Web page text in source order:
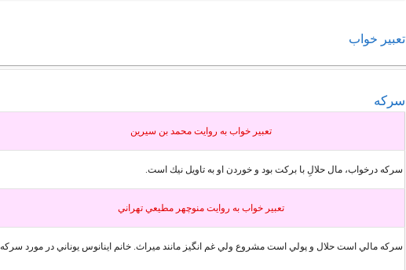
تعبير خواب
سرکه
تعبير خواب به روايت محمد بن سيرين
سركه درخواب، مال حلالِ با بركت بود و خوردن او به تاويل نيك است.
تعبير خواب به روايت منوچهر مطيعي تهراني
سرکه مالي است حلال و پولي است مشروع ولي غم انگيز مانند ميراث. خانم اينانوس يوناني در مورد سرکه